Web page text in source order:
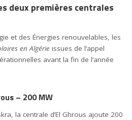
deux premières centrales
et des Énergies renouvelables, les
en Algérie issues de l’appel
avant la fin de l’année
– 200 MW
la centrale d’El Ghrous ajoute 200